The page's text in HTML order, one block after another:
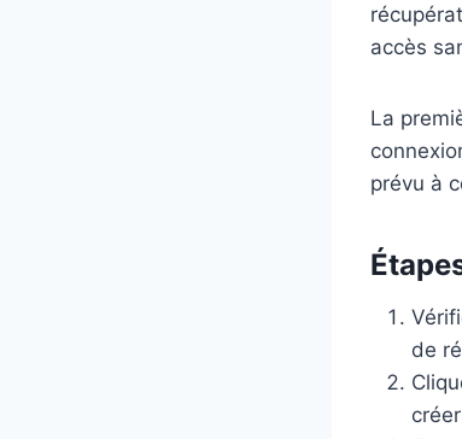
accès
La
prévu à
de